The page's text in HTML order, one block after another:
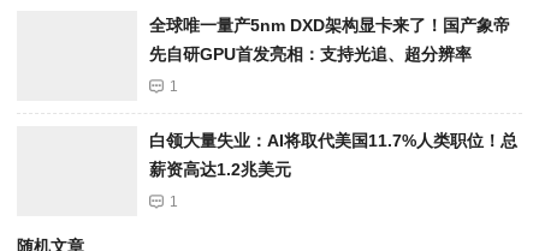
全球唯一量产5nm DXD架构显卡来了！国产象帝
先自研GPU首发亮相：支持光追、超分辨率
1
白领大量失业：AI将取代美国11.7%人类职位！总
薪资高达1.2兆美元
1
随机文章